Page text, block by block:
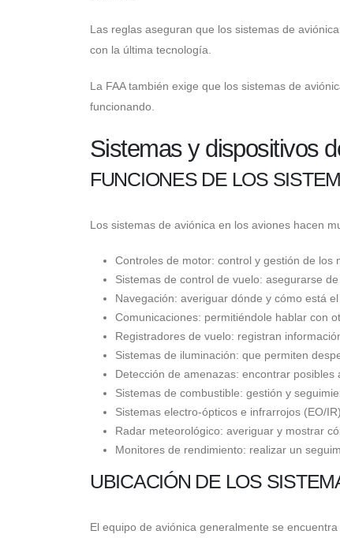
Las reglas aseguran que los sistemas de
con la última tecnología.
La FAA también exige que los sistemas de
funcionando.
Sistemas y dispositivos
FUNCIONES DE LOS
Los sistemas de aviónica en los aviones hacen
Controles de motor: control y gestión de los
Sistemas de control de vuelo: asegurarse
Navegación: averiguar dónde y cómo está
Comunicaciones: permitiéndole hablar con
Registradores de vuelo: registran
Sistemas de iluminación: que permiten
Detección de amenazas: encontrar
Sistemas de combustible: gestión y
Sistemas electro-ópticos e infrarrojos (EO/
Radar meteorológico: averiguar y mostrar
Monitores de rendimiento: realizar un
UBICACIÓN DE LOS
El equipo de aviónica generalmente se